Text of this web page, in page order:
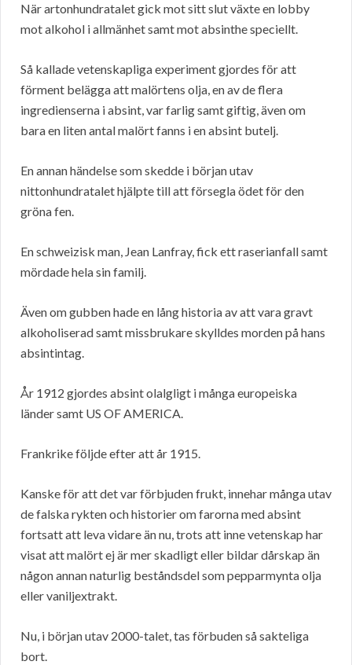
När artonhundratalet gick mot sitt slut växte en lobby
mot alkohol i allmänhet samt mot absinthe speciellt.
Så kallade vetenskapliga experiment gjordes för att
förment belägga att malörtens olja, en av de flera
ingredienserna i absint, var farlig samt giftig, även om
bara en liten antal malört fanns i en absint butelj.
En annan händelse som skedde i början utav
nittonhundratalet hjälpte till att försegla ödet för den
gröna fen.
En schweizisk man, Jean Lanfray, fick ett raserianfall samt
mördade hela sin familj.
Även om gubben hade en lång historia av att vara gravt
alkoholiserad samt missbrukare skylldes morden på hans
absintintag.
År 1912 gjordes absint olalgligt i många europeiska
länder samt US OF AMERICA.
Frankrike följde efter att år 1915.
Kanske för att det var förbjuden frukt, innehar många utav
de falska rykten och historier om farorna med absint
fortsatt att leva vidare än nu, trots att inne vetenskap har
visat att malört ej är mer skadligt eller bildar dårskap än
någon annan naturlig beståndsdel som pepparmynta olja
eller vaniljextrakt.
Nu, i början utav 2000-talet, tas förbuden så sakteliga
bort.